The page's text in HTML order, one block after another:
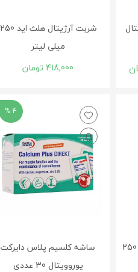
شربت آرژیتال هلث اید 250
میلی لیتر
418,000 تومان
شربت لیکو آپ ابیان فارمد 250
4 %
ساشه کلسیم پلاس دایرکت
یوروویتال 30 عددی